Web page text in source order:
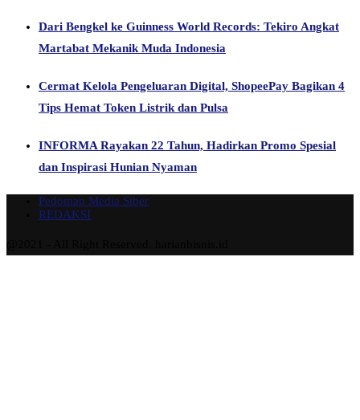
Dari Bengkel ke Guinness World Records: Tekiro Angkat
Martabat Mekanik Muda Indonesia
Cermat Kelola Pengeluaran Digital, ShopeePay Bagikan 4
Tips Hemat Token Listrik dan Pulsa
INFORMA Rayakan 22 Tahun, Hadirkan Promo Spesial
dan Inspirasi Hunian Nyaman
Pedoman Media Siber
REDAKSI